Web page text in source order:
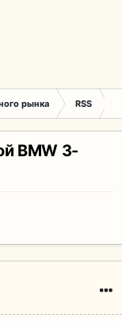
рынка RSS
BMW 3-